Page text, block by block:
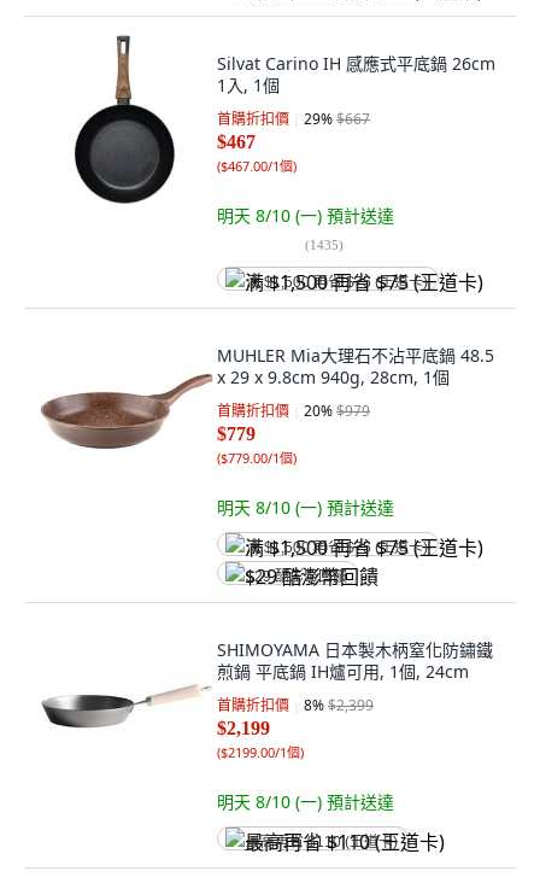
Silvat Carino IH 感應式平底鍋 26cm
1入, 1個
首購折扣價 29%$667
$467
($467.00/1個)
明天 8/10 (一) 預計送達
(1435)
满 $1,500 再省 $75 (王道卡)
MUHLER Mia大理石不沾平底鍋 48.5
x 29 x 9.8cm 940g, 28cm, 1個
首購折扣價 20%$979
$779
($779.00/1個)
明天 8/10 (一) 預計送達
满 $1,500 再省 $75 (王道卡)
$29 酷澎幣回饋
SHIMOYAMA 日本製木柄窒化防鏽鐵
煎鍋 平底鍋 IH爐可用, 1個, 24cm
首購折扣價 8%$2,399
$2,199
($2199.00/1個)
明天 8/10 (一) 預計送達
最高再省 $110 (王道卡)